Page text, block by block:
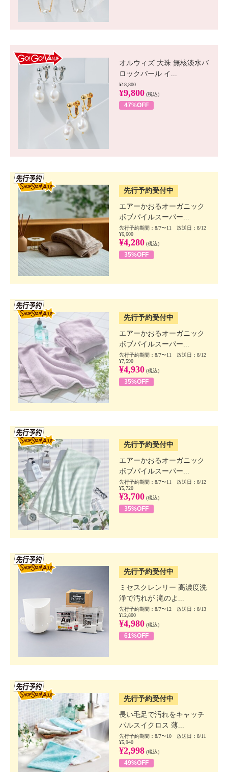
オルウィズ 大珠 無核淡水バ
ロックパール イ...
¥18,800
¥9,800 (税込)
47%OFF
先行予約受付中
エアーかおるオーガニック
ボブパイルスーパー...
先行予約期間：8/7〜11 放送日：8/12
¥6,600
¥4,280 (税込)
35%OFF
先行予約受付中
エアーかおるオーガニック
ボブパイルスーパー...
先行予約期間：8/7〜11 放送日：8/12
¥7,590
¥4,930 (税込)
35%OFF
先行予約受付中
エアーかおるオーガニック
ボブパイルスーパー...
先行予約期間：8/7〜11 放送日：8/12
¥5,720
¥3,700 (税込)
35%OFF
先行予約受付中
ミセスクレンリー 高濃度洗
浄で汚れが 滝のよ...
先行予約期間：8/7〜12 放送日：8/13
¥12,800
¥4,980 (税込)
61%OFF
先行予約受付中
長い毛足で汚れをキャッチ
パルスイクロス 薄...
先行予約期間：8/7〜10 放送日：8/11
¥5,940
¥2,998 (税込)
49%OFF